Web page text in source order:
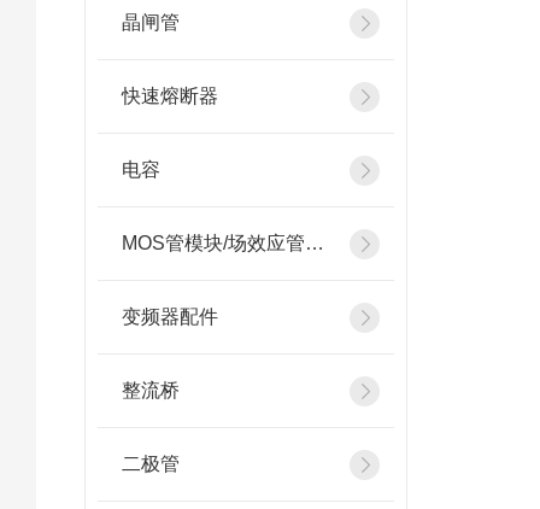
晶闸管
快速熔断器
电容
MOS管模块/场效应管模块
变频器配件
整流桥
二极管